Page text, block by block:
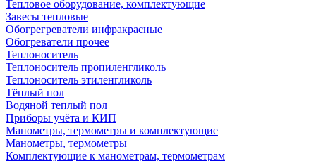
Тепловое оборудование, комплектующие
Завесы тепловые
Обогрегреватели инфракрасные
Обогреватели прочее
Теплоноситель
Теплоноситель пропиленгликоль
Теплоноситель этиленгликоль
Тёплый пол
Водяной теплый пол
Приборы учёта и КИП
Манометры, термометры и комплектующие
Манометры, термометры
Комплектующие к манометрам, термометрам